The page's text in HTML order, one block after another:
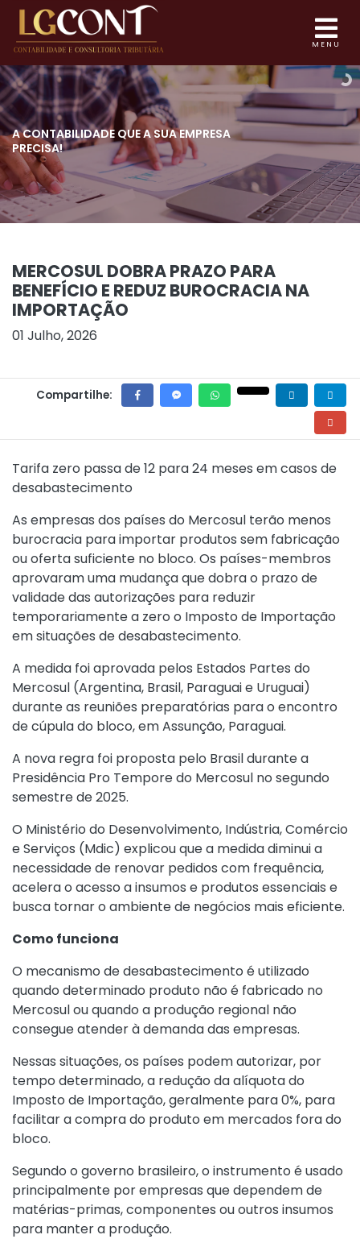
MENU
A CONTABILIDADE QUEA SUA EMPRESA
PRECISA!
MERCOSUL DOBRA PRAZO PARA
BENEFÍCIO E REDUZ BUROCRACIA NA
IMPORTAÇÃO
01 Julho, 2026
Compartilhe:
Tarifa zero passa de 12 para 24 meses em casos de
desabastecimento
As empresas dos países do Mercosul terão menos
burocracia para importar produtos sem fabricação
ou oferta suficiente no bloco. Os países-membros
aprovaram uma mudança que dobra o prazo de
validade das autorizações para reduzir
temporariamente a zero o Imposto de Importação
em situações de desabastecimento.
A medida foi aprovada pelos Estados Partes do
Mercosul (Argentina, Brasil, Paraguai e Uruguai)
durante as reuniões preparatórias para o encontro
de cúpula do bloco, em Assunção, Paraguai.
A nova regra foi proposta pelo Brasil durante a
Presidência Pro Tempore do Mercosul no segundo
semestre de 2025.
O Ministério do Desenvolvimento, Indústria, Comércio
e Serviços (Mdic) explicou que a medida diminui a
necessidade de renovar pedidos com frequência,
acelera o acesso a insumos e produtos essenciais e
busca tornar o ambiente de negócios mais eficiente.
Como funciona
O mecanismo de desabastecimento é utilizado
quando determinado produto não é fabricado no
Mercosul ou quando a produção regional não
consegue atender à demanda das empresas.
Nessas situações, os países podem autorizar, por
tempo determinado, a redução da alíquota do
Imposto de Importação, geralmente para 0%, para
facilitar a compra do produto em mercados fora do
bloco.
Segundo o governo brasileiro, o instrumento é usado
principalmente por empresas que dependem de
matérias-primas, componentes ou outros insumos
para manter a produção.